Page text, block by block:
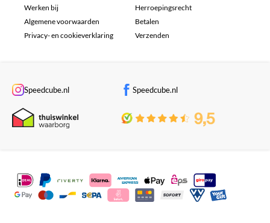
Werken bij
Algemene voorwaarden
Privacy- en cookieverklaring
Herroepingsrecht
Betalen
Verzenden
Speedcube.nl Speedcube.nl